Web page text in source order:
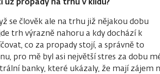
se člověk ale na trhu již nějakou dobu
trh výrazně nahoru a kdy dochází k
co za propady stojí, a správně to
pro mě byl asi největší stres za dobu
banky, které ukázaly, že mají zájem